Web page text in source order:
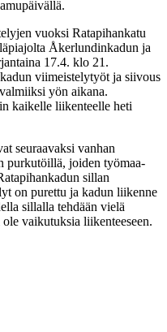
vuoksi Ratapihankatu
Åkerlundinkadun ja
17.4. klo 21.
viimeistelytyöt ja siivous
yön aikana.
kaikelle liikenteelle heti
seuraavaksi vanhan
purkutöillä, joiden työmaa-
sillan
on purettu ja kadun liikenne
sillalla tehdään vielä
vaikutuksia liikenteeseen.